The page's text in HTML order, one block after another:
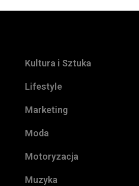
Kultura i Sztuka
Lifestyle
Marketing
Moda
Motoryzacja
Muzyka